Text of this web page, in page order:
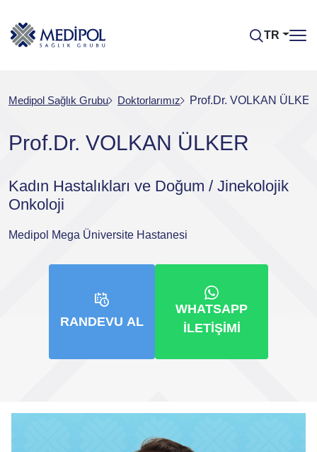
TR
Medipol Sağlık Grubu Doktorlarımız Prof.Dr. VOLKAN
Prof.Dr. VOLKAN ÜLKER
Kadın Hastalıkları ve Doğum / Jinekolojik
Onkoloji
Medipol Mega Üniversite Hastanesi
RANDEVU AL
WHATSAPP
İLETIŞIMI